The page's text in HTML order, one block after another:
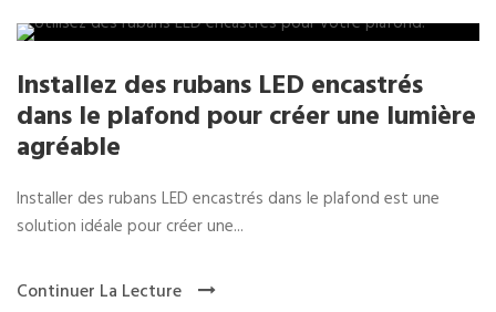
Installez des rubans LED encastrés
dans le plafond pour créer une lumière
agréable
Installer des rubans LED encastrés dans le plafond est une
solution idéale pour créer une...
Continuer La Lecture